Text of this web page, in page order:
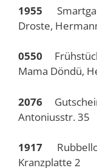
1955
Droste,
0550
Mama Döndü,
2076
Antoniusstr. 35
1917
Kranzplatte 2